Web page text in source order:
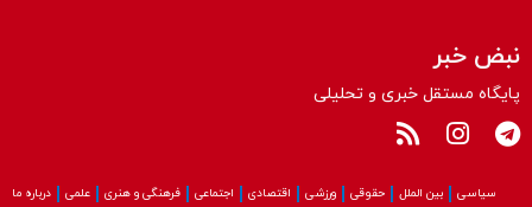
پایگاه مستقل خبری و تحلیلی
سیاسی بین الملل